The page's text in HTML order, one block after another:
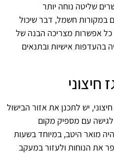
שליטה נוחה יותר
במקורות חשמל, דבר שיכול
כל אפשרות מצריכה הבנה של
בהעדפות אישיות ובתנאים
חיצוני
יש לתכנן את אזור הבישול
עם מספיק מקום
מואר היטב, במיוחד בשעות
את הנוחות ולעזור במעקב